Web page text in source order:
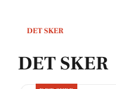
DET SKER
DET SKER